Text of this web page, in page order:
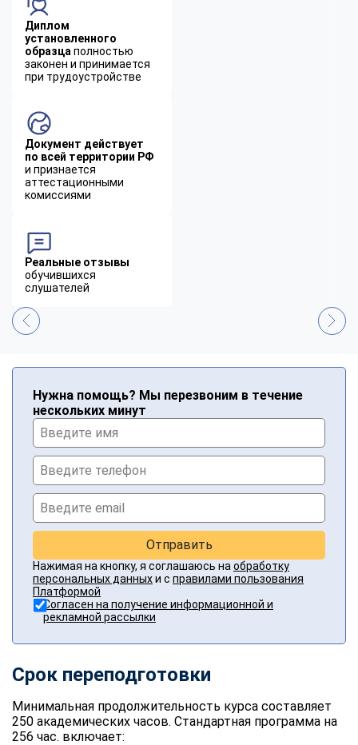
Диплом
установленного
образца полностью
законен и принимается
при трудоустройстве
Документ действует
по всей территории РФ
и признается
аттестационными
комиссиями
Реальные отзывы
обучившихся
слушателей
Нужна помощь? Мы перезвоним в течение
нескольких минут
Отправить
Нажимая на кнопку, я соглашаюсь на обработку
персональных данныхи с правилами пользования
Платформой
Согласен на получение информационной и
рекламной рассылки
Срок переподготовки
Минимальная продолжительность курса составляет
250 академических часов. Стандартная программа на
256 час. включает: